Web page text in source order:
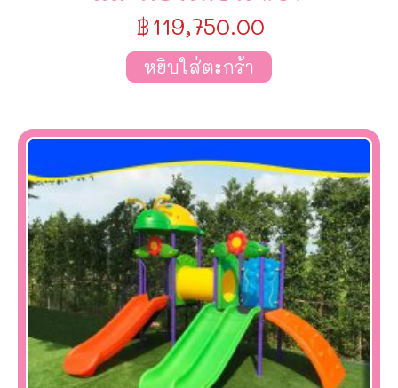
฿119,750.00
หยิบใส่ตะกร้า